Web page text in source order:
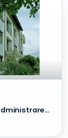
Firma Administrare Imobile - sector 1 - Bucurestii Noi